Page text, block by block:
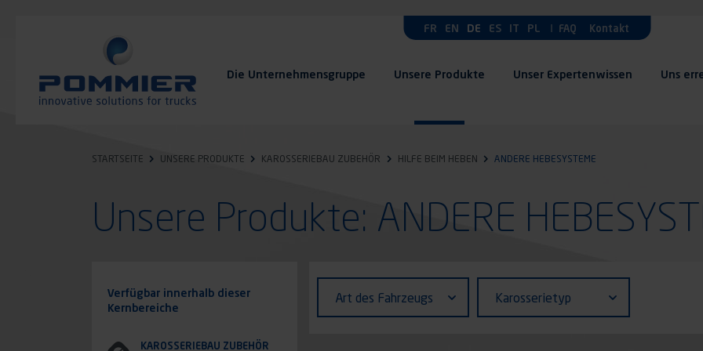
FR EN DE ES IT PL FAQ Kontakt
Die Unternehmensgruppe Unsere Produkte Unser Expertenwissen Uns
STARTSEITE UNSERE PRODUKTE KAROSSERIEBAU ZUBEHÖR HILFE BEIM HEBEN ANDERE HEBESYSTEME
Unsere Produkte: ANDERE
des
Fahrzeugs
Art des Fahrzeugs Karosserietyp
Verfügbar innerhalb dieser
Kernbereiche
KAROSSERIEBAU ZUBEHÖR